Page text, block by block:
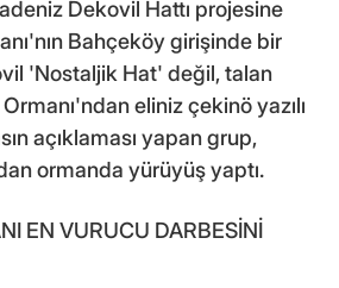
Dekovil Hattı projesine
Bahçeköy girişinde bir
'Nostaljik Hat' değil, talan
eliniz çekinö yazılı
açıklaması yapan grup,
ormanda yürüyüş yaptı.
EN VURUCU DARBESİNİ